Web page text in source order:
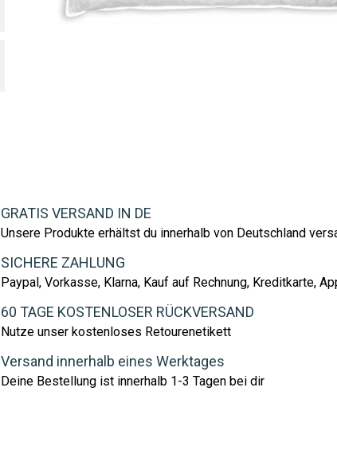
GRATIS VERSAND IN DE
Unsere Produkte erhältst du innerhalb von Deutschland
SICHERE ZAHLUNG
Paypal, Vorkasse, Klarna, Kauf auf Rechnung, Kreditkarte,
60 TAGE KOSTENLOSER RÜCKVERSAND
Nutze unser kostenloses Retourenetikett
Versand innerhalb eines Werktages
Deine Bestellung ist innerhalb 1-3 Tagen bei dir